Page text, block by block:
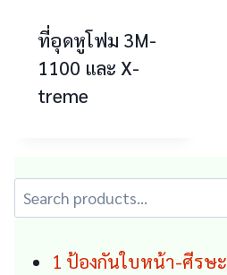
ที่อุดหูโฟม 3M-
1100 และ X-
treme
Search
for:
1 ป้องกันใบหน้า-ศีรษะ